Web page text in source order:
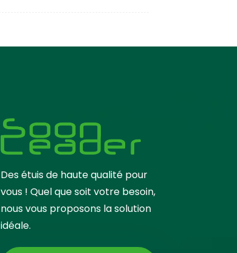
Des étuis de haute qualité pour
vous ! Quel que soit votre besoin,
nous vous proposons la solution
idéale.